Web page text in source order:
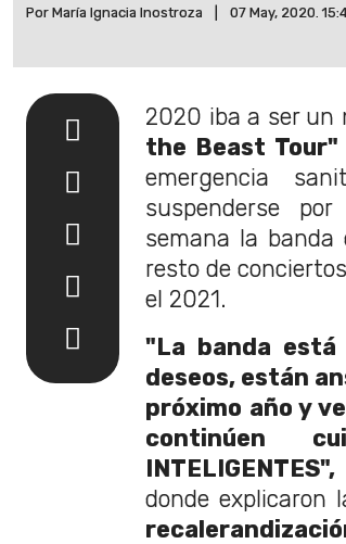
Por María Ignacia Inostroza 07 May, 2020.
2020 iba a ser un
the Beast Tour"
emergencia
suspenderse
semana la banda
resto de
el 2021.
"La banda está
deseos, están
próximo año y
continúen
INTELIGENTES",
donde explicaron